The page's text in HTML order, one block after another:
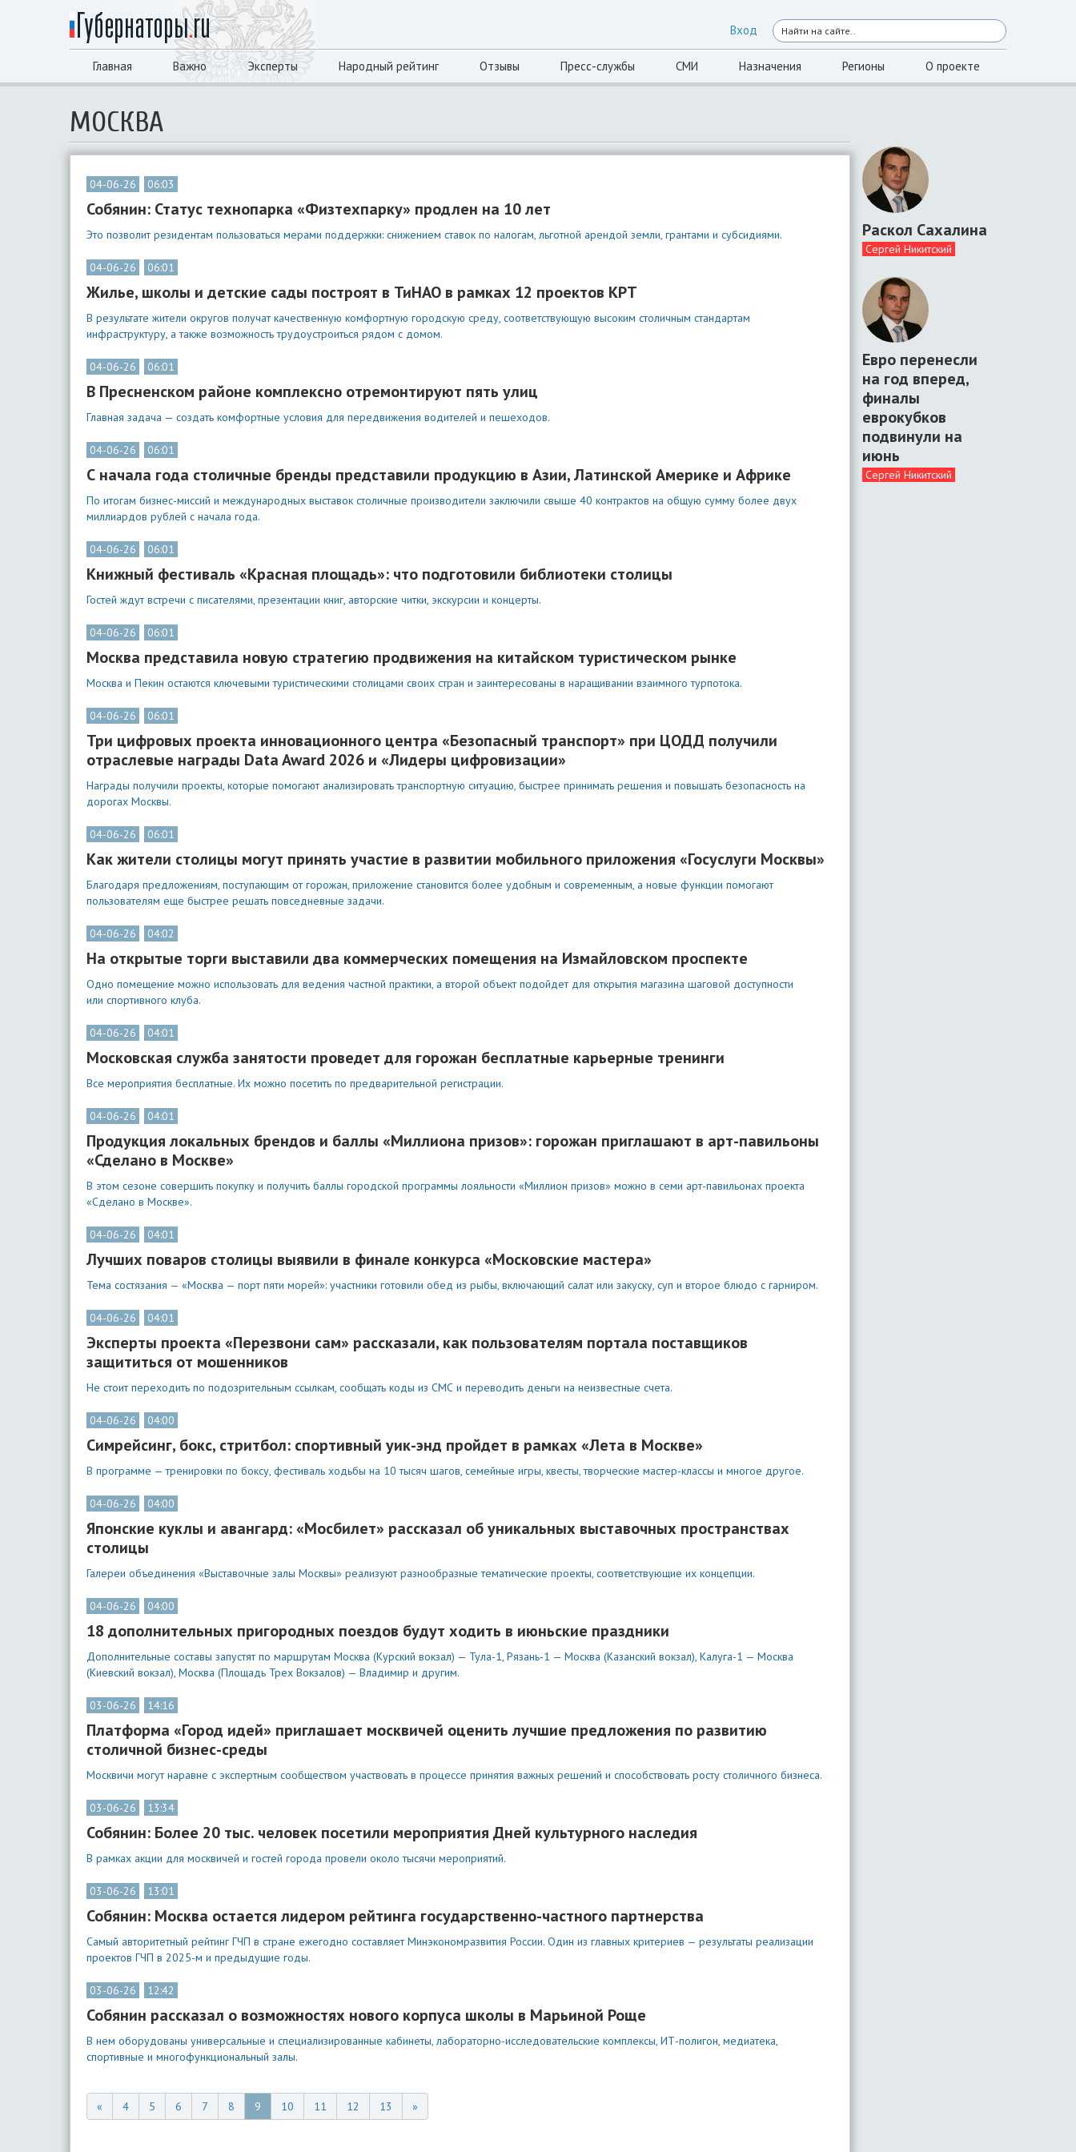
Вход
Главная Важно Эксперты Народный рейтинг Отзывы Пресс-службы СМИ Назначения Регионы О проекте
МОСКВА
04-06-26 06:03
Собянин: Статус технопарка «Физтехпарку» продлен на 10 лет
Это позволит резидентам пользоваться мерами поддержки: снижением ставок по налогам, льготной арендой земли, грантами и субсидиями.
04-06-26 06:01
Жилье, школы и детские сады построят в ТиНАО в рамках 12 проектов КРТ
В результате жители округов получат качественную комфортную городскую среду, соответствующую высоким столичным стандартам
инфраструктуру, а также возможность трудоустроиться рядом с домом.
04-06-26 06:01
В Пресненском районе комплексно отремонтируют пять улиц
Главная задача — создать комфортные условия для передвижения водителей и пешеходов.
04-06-26 06:01
С начала года столичные бренды представили продукцию в Азии, Латинской Америке и Африке
По итогам бизнес-миссий и международных выставок столичные производители заключили свыше 40 контрактов на общую сумму более двух
миллиардов рублей с начала года.
04-06-26 06:01
Книжный фестиваль «Красная площадь»: что подготовили библиотеки столицы
Гостей ждут встречи с писателями, презентации книг, авторские читки, экскурсии и концерты.
04-06-26 06:01
Москва представила новую стратегию продвижения на китайском туристическом рынке
Москва и Пекин остаются ключевыми туристическими столицами своих стран и заинтересованы в наращивании взаимного турпотока.
04-06-26 06:01
Три цифровых проекта инновационного центра «Безопасный транспорт» при ЦОДД получили
отраслевые награды Data Award 2026 и «Лидеры цифровизации»
Награды получили проекты, которые помогают анализировать транспортную ситуацию, быстрее принимать решения и повышать безопасность на
дорогах Москвы.
04-06-26 06:01
Как жители столицы могут принять участие в развитии мобильного приложения «Госуслуги Москвы»
Благодаря предложениям, поступающим от горожан, приложение становится более удобным и современным, а новые функции помогают
пользователям еще быстрее решать повседневные задачи.
04-06-26 04:02
На открытые торги выставили два коммерческих помещения на Измайловском проспекте
Одно помещение можно использовать для ведения частной практики, а второй объект подойдет для открытия магазина шаговой доступности
или спортивного клуба.
04-06-26 04:01
Московская служба занятости проведет для горожан бесплатные карьерные тренинги
Все мероприятия бесплатные. Их можно посетить по предварительной регистрации.
04-06-26 04:01
Продукция локальных брендов и баллы «Миллиона призов»: горожан приглашают в арт-павильоны
«Сделано в Москве»
В этом сезоне совершить покупку и получить баллы городской программы лояльности «Миллион призов» можно в семи арт-павильонах проекта
«Сделано в Москве».
04-06-26 04:01
Лучших поваров столицы выявили в финале конкурса «Московские мастера»
Тема состязания — «Москва — порт пяти морей»: участники готовили обед из рыбы, включающий салат или закуску, суп и второе блюдо с гарниром.
04-06-26 04:01
Эксперты проекта «Перезвони сам» рассказали, как пользователям портала поставщиков
защититься от мошенников
Не стоит переходить по подозрительным ссылкам, сообщать коды из СМС и переводить деньги на неизвестные счета.
04-06-26 04:00
Симрейсинг, бокс, стритбол: спортивный уик-энд пройдет в рамках «Лета в Москве»
В программе — тренировки по боксу, фестиваль ходьбы на 10 тысяч шагов, семейные игры, квесты, творческие мастер-классы и многое другое.
04-06-26 04:00
Японские куклы и авангард: «Мосбилет» рассказал об уникальных выставочных пространствах
столицы
Галереи объединения «Выставочные залы Москвы» реализуют разнообразные тематические проекты, соответствующие их концепции.
04-06-26 04:00
18 дополнительных пригородных поездов будут ходить в июньские праздники
Дополнительные составы запустят по маршрутам Москва (Курский вокзал) — Тула-1, Рязань-1 — Москва (Казанский вокзал), Калуга-1 — Москва
(Киевский вокзал), Москва (Площадь Трех Вокзалов) — Владимир и другим.
03-06-26 14:16
Платформа «Город идей» приглашает москвичей оценить лучшие предложения по развитию
столичной бизнес-среды
Москвичи могут наравне с экспертным сообществом участвовать в процессе принятия важных решений и способствовать росту столичного бизнеса.
03-06-26 13:34
Собянин: Более 20 тыс. человек посетили мероприятия Дней культурного наследия
В рамках акции для москвичей и гостей города провели около тысячи мероприятий.
03-06-26 13:01
Собянин: Москва остается лидером рейтинга государственно-частного партнерства
Самый авторитетный рейтинг ГЧП в стране ежегодно составляет Минэкономразвития России. Один из главных критериев — результаты реализации
проектов ГЧП в 2025-м и предыдущие годы.
03-06-26 12:42
Собянин рассказал о возможностях нового корпуса школы в Марьиной Роще
В нем оборудованы универсальные и специализированные кабинеты, лабораторно-исследовательские комплексы, ИТ-полигон, медиатека,
спортивные и многофункциональный залы.
« 4 5 6 7 8 9 10 11 12 13 »
Раскол Сахалина
Сергей Никитский
Евро перенесли
на год вперед,
финалы
еврокубков
подвинули на
июнь
Сергей Никитский